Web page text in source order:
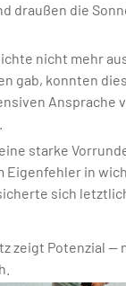
draußen die
nicht mehr
gab, konnten
Ansprache
starke
in
sich
zeigt Potenzial —